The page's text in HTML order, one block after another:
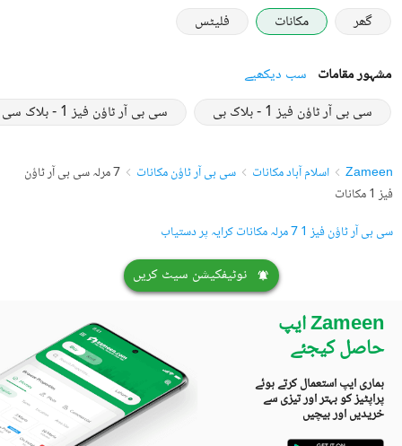
گھر
مکانات فلیٹس
مشہور مقامات سب دیکھیے
سی بی آر ٹاؤن فیز 1 - بلاک بی
سی بی آر ٹاؤن فیز 1 - بلاک سی
Zameen اسلام آباد مکانات سی بی آر ٹاؤن مکانات
7 مرلہ سی بی آر ٹاؤن
فیز 1 مکانات
سی بی آر ٹاؤن فیز 1 7 مرلہ مکانات کرایہ پر دستیاب
نوٹیفکیشن سیٹ کریں
Zameen ایپ
حاصل کیجئے
ہماری ایپ استعمال کرتے ہوئے
پراپٹیز کو بہتر اور تیزی سے
خریدیں اور بیچیں